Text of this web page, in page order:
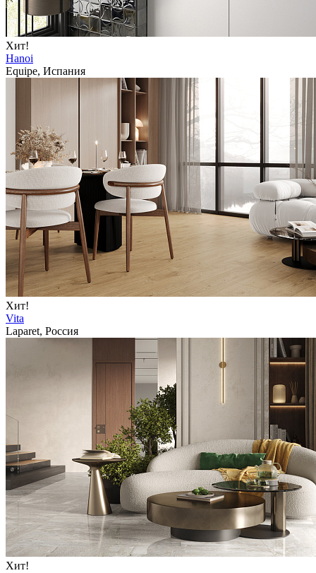
Хит!
Hanoi
Equipe, Испания
Хит!
Vita
Laparet, Россия
Хит!